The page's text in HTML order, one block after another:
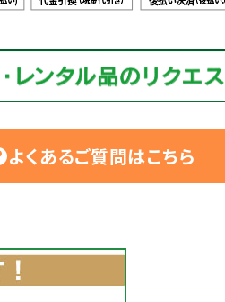
よくあるご質問はこちら